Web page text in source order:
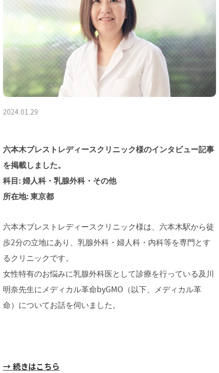
2024.01.29
六本木ブレストレディースクリニック様のインタビュー記事
を掲載しました。
科目: 婦人科・乳腺外科・その他
所在地: 東京都
六本木ブレストレディースクリニック様は、六本木駅から徒
歩2分の立地にあり、乳腺外科・婦人科・内科等を専門とす
るクリニックです。
女性特有のお悩みに乳腺外科医として診療を行っている及川
明奈先生にメディカル革命byGMO（以下、メディカル革
命）についてお話を伺いました。
→ 続きはこちら